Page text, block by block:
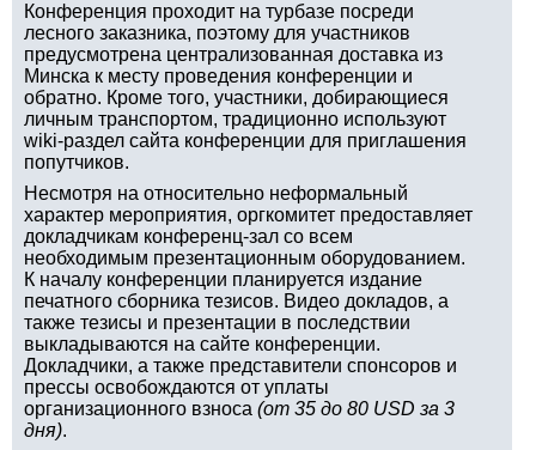
Конференция проходит на турбазе посреди
лесного заказника, поэтому для участников
предусмотрена централизованная доставка из
Минска к месту проведения конференции и
обратно. Кроме того, участники, добирающиеся
личным транспортом, традиционно используют
wiki-раздел сайта конференции для приглашения
попутчиков.
Несмотря на относительно неформальный
характер мероприятия, оргкомитет предоставляет
докладчикам конференц-зал со всем
необходимым презентационным оборудованием.
К началу конференции планируется издание
печатного сборника тезисов. Видео докладов, а
также тезисы и презентации в последствии
выкладываются на сайте конференции.
Докладчики, а также представители спонсоров и
прессы освобождаются от уплаты
организационного взноса (от 35 до 80 USD за 3
дня).